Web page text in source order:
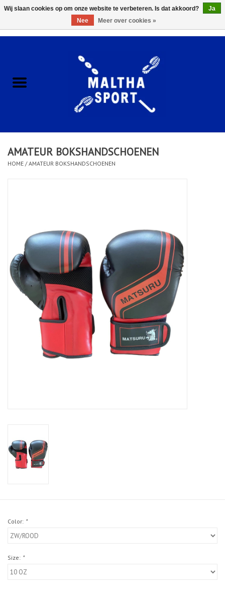
ACCESSOIRES/HARDWARE
KLEDING
CLUBSHOPS
Diensten
Merken
AMATEUR BOKSHANDSCHOENEN
HOME /AMATEUR BOKSHANDSCHOENEN
Color: *
Size: *
Wij slaan cookies op om onze website te verbeteren. Is dat akkoord?
Ja
Nee
Meer over cookies »